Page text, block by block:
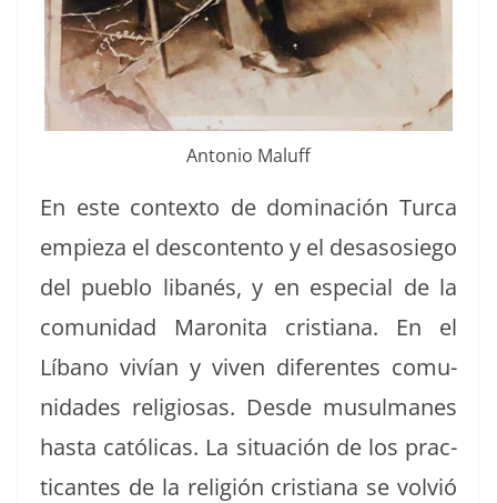
Anto­nio Maluff
En este con­tex­to de dom­i­nación Tur­ca
empieza el descon­tento y el desasosiego
del pueblo libanés, y en espe­cial de la
comu­nidad Maroni­ta cris­tiana. En el
Líbano vivían y viv­en difer­entes comu­
nidades reli­giosas. Des­de musul­manes
has­ta católi­cas. La situación de los prac­
ti­cantes de la religión cris­tiana se volvió